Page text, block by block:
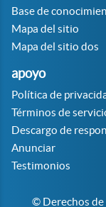
Base de
Mapa del sitio
Mapa del sitio dos
apoyo
Política de
Términos de
Descargo de
Anunciar
Testimonios
© Derechos